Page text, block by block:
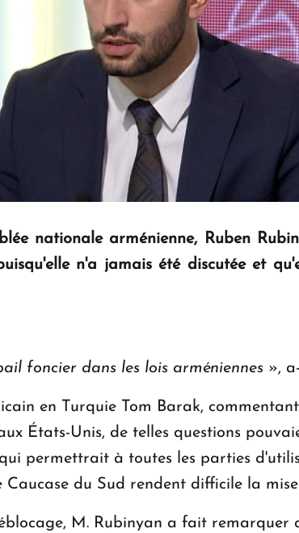
nationale arménienne, Ruben
n'a jamais été discutée et
foncier dans les lois arméniennes »,
en Turquie Tom Barak,
États-Unis, de telles questions
permettrait à toutes les parties
Caucase du Sud rendent difficile la
M. Rubinyan a fait remarquer